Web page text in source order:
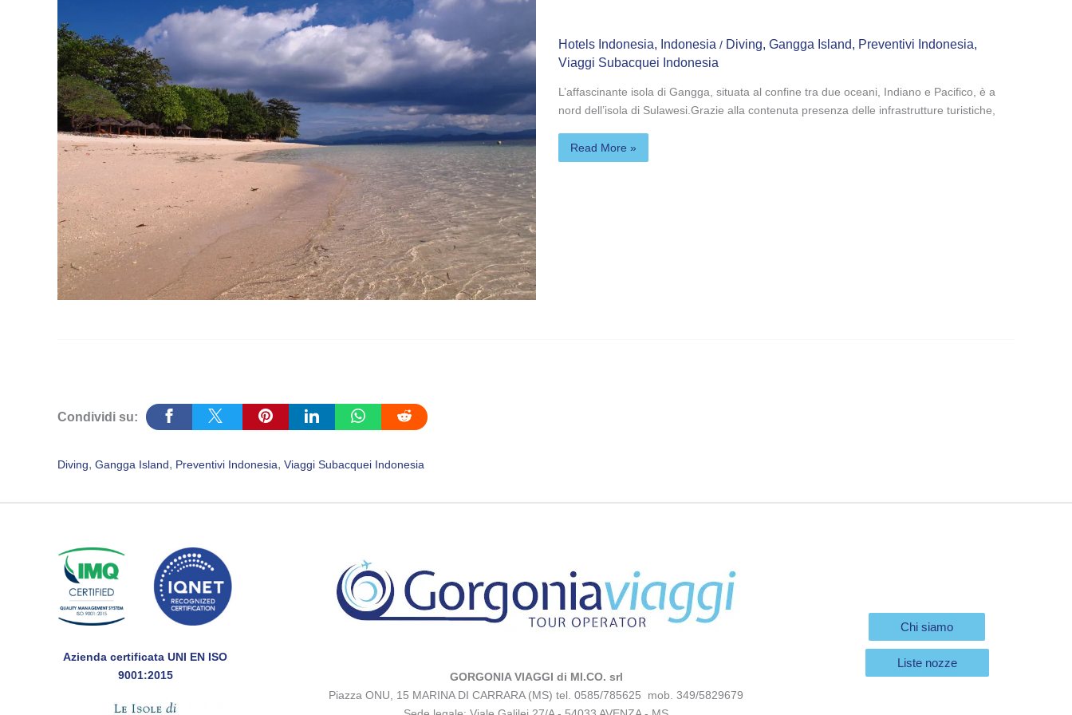
Hotels Indonesia, Indonesia / Diving, Gangga Island, Preventivi Indonesia,
Viaggi Subacquei Indonesia
L’affascinante isola di Gangga, situata al confine tra due oceani, Indiano e Pacifico, è a
nord dell’isola di Sulawesi.Grazie alla contenuta presenza delle infrastrutture turistiche,
Read More »
Condividi su:
Diving, Gangga Island, Preventivi Indonesia, Viaggi Subacquei Indonesia
Azienda certificata UNI EN ISO
9001:2015
GORGONIA VIAGGI di MI.CO. srl
Piazza ONU, 15 MARINA DI CARRARA (MS) tel. 0585/785625 mob. 349/5829679
Chi siamo
Liste nozze